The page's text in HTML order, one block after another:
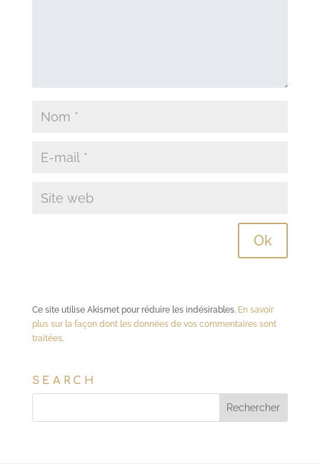
Ce site utilise Akismet pour réduire les indésirables. En savoir
plus sur la façon dont les données de vos commentaires sont
traitées.
SEARCH